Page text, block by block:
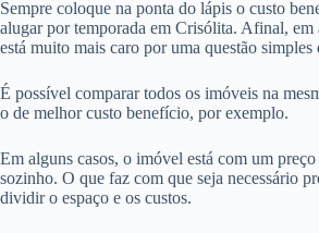
Sempre coloque na ponta do lápis o custo
alugar por temporada em Crisólita. Afinal, em
está muito mais caro por uma questão simples
É possível comparar todos os imóveis na
o de melhor custo benefício, por exemplo.
Em alguns casos, o imóvel está com um
sozinho. O que faz com que seja necessário
dividir o espaço e os custos.